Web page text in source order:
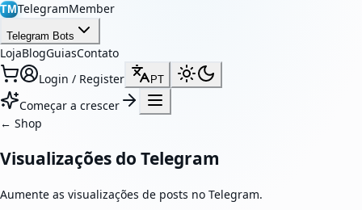
TMTelegramMember
Telegram Bots
LojaBlogGuiasContato
Login / Register
PT
Começar a crescer
← Shop
Visualizações do Telegram
Aumente as visualizações de posts no Telegram.